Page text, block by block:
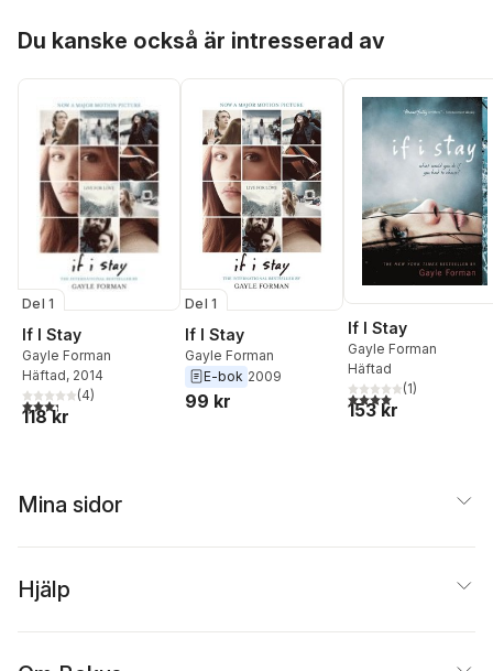
Du kanske också är intresserad av
Del 1
If I Stay
Gayle Forman
Häftad, 2014
3,3utav 5 stjärnor. Totalt antal röster:
(4)
118 kr
Del 1
If I Stay
Gayle Forman
E-bok 2009
99 kr
If I Stay
Gayle Forman
Häftad
4,0utav 5 stjärnor.
(1)
153 kr
Mina sidor
Hjälp